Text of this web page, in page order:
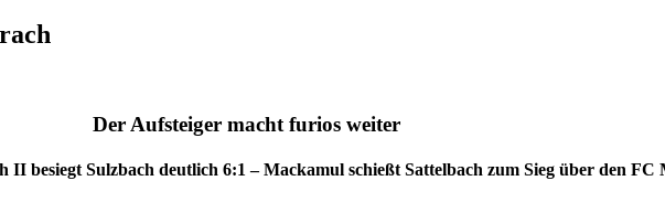
Der Aufsteiger macht furios weiter
II besiegt Sulzbach deutlich 6:1 – Mackamul schießt Sattelbach zum Sieg über den FC